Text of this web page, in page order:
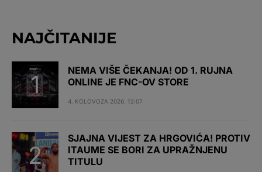
NAJČITANIJE
NEMA VIŠE ČEKANJA! OD 1. RUJNA
ONLINE JE FNC-OV STORE
4. KOLOVOZA 2026. 12:07
SJAJNA VIJEST ZA HRGOVIĆA! PROTIV
ITAUME SE BORI ZA UPRAŽNJENU
TITULU